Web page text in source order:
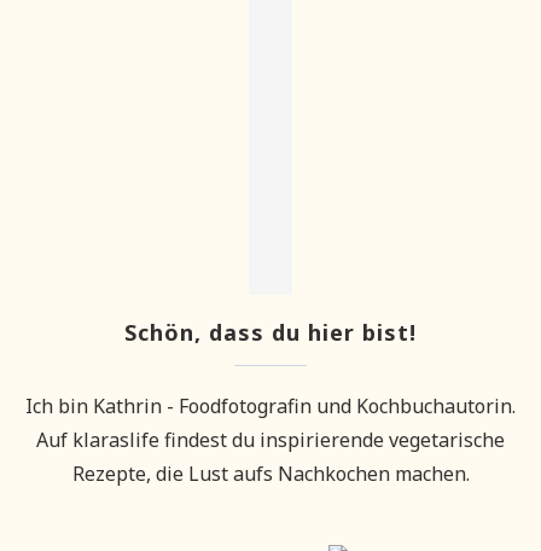
Schön, dass du hier bist!
Ich bin Kathrin - Foodfotografin und Kochbuchautorin.
Auf klaraslife findest du inspirierende vegetarische
Rezepte, die Lust aufs Nachkochen machen.